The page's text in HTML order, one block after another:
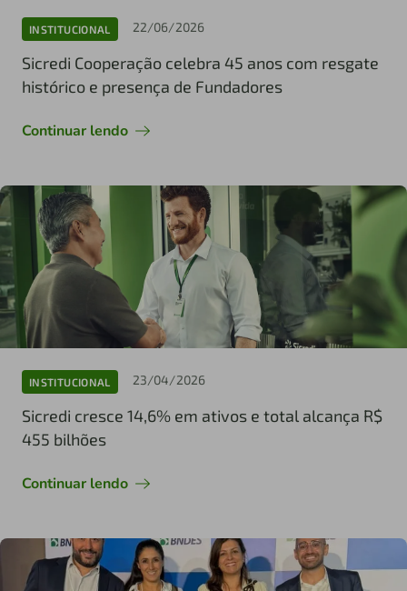
INSTITUCIONAL 22/06/2026
Sicredi Cooperação celebra 45 anos com resgate
histórico e presença de Fundadores
Continuar lendo
INSTITUCIONAL 23/04/2026
Sicredi cresce 14,6% em ativos e total alcança R$
455 bilhões
Continuar lendo